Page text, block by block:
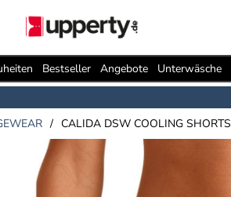
Bestseller Angebote Unterwäsche
/ CALIDA DSW COOLING SHORTS